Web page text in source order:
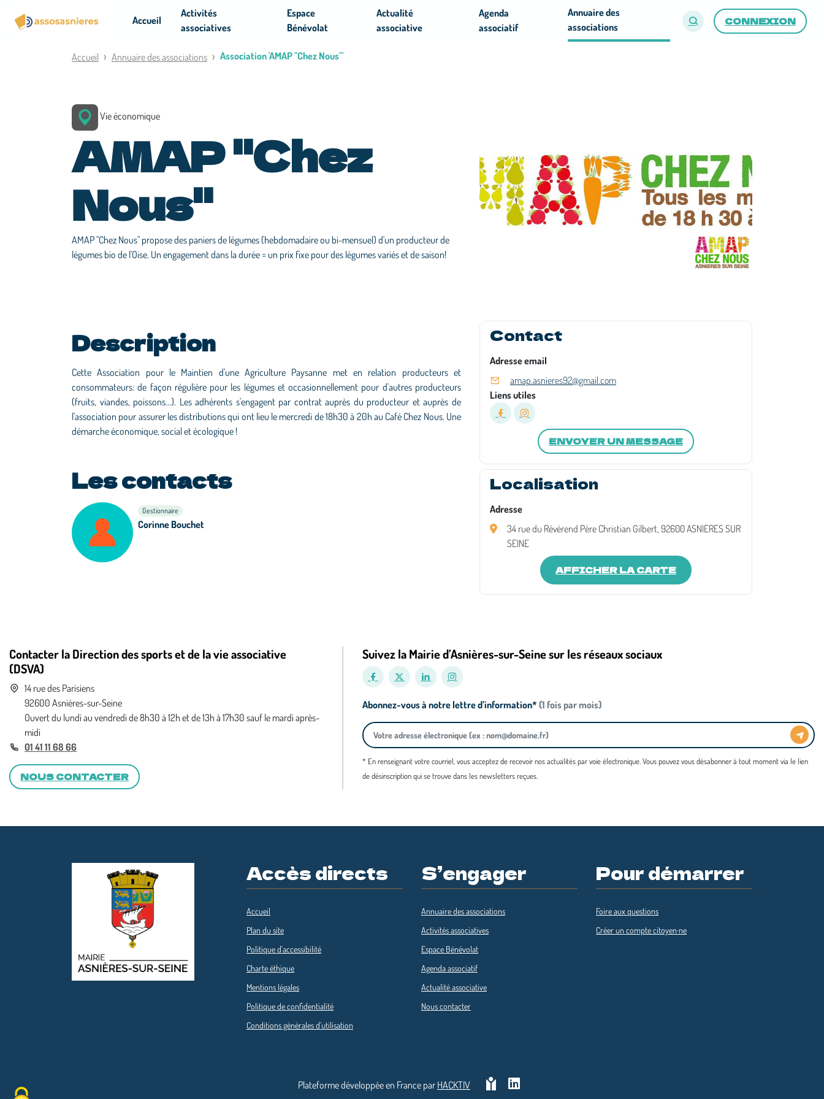
CONNEXION
Accueil
Activités
associatives
Espace
Bénévolat
Actualité
associative
Agenda
associatif
Annuaire des
associations
Accueil Annuaire des associations Association 'AMAP "Chez Nous"'
Vie économique
AMAP "Chez
Nous"
AMAP "Chez Nous" propose des paniers de légumes (hebdomadaire ou bi-mensuel) d'un producteur de
légumes bio de l'Oise. Un engagement dans la durée = un prix fixe pour des légumes variés et de saison!
Description
Cette Association pour le Maintien d'une Agriculture Paysanne met en relation producteurs et
consommateurs: de façon régulière pour les légumes et occasionnellement pour d'autres producteurs
(fruits, viandes, poissons...). Les adhérents s'engagent par contrat auprès du producteur et auprès de
l'association pour assurer les distributions qui ont lieu le mercredi de 18h30 à 20h au Café Chez Nous. Une
démarche économique, social et écologique !
Les contacts
Gestionnaire
Corinne Bouchet
Contact
Adresse email
amap.asnieres92@gmail.com
Liens utiles
ENVOYER UN MESSAGE
Localisation
Adresse
34 rue du Révérend Père Christian Gilbert, 92600 ASNIERES SUR
SEINE
AFFICHER LA CARTE
Contacter la Direction des sports et de la vie associative
(DSVA)
14 rue des Parisiens
92600 Asnières-sur-Seine
Ouvert du lundi au vendredi de 8h30 à 12h et de 13h à 17h30 sauf le mardi après-
midi
01 41 11 68 66
NOUS CONTACTER
Suivez la Mairie d’Asnières-sur-Seine sur les réseaux sociaux
Abonnez-vous à notre lettre d’information* (1 fois par mois)
* En renseignant votre courriel, vous acceptez de recevoir nos actualités par voie électronique. Vous pouvez vous désabonner à tout moment via le lien
de désinscription qui se trouve dans les newsletters reçues.
Accès directs
Accueil
Plan du site
Politique d'accessibilité
Charte éthique
Mentions légales
Politique de confidentialité
Conditions générales d’utilisation
S’engager
Annuaire des associations
Activités associatives
Espace Bénévolat
Agenda associatif
Actualité associative
Nous contacter
Pour démarrer
Foire aux questions
Créer un compte citoyen·ne
Plateforme développée en France par HACKTIV